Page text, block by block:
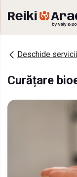
Deschide servicii
Curățare